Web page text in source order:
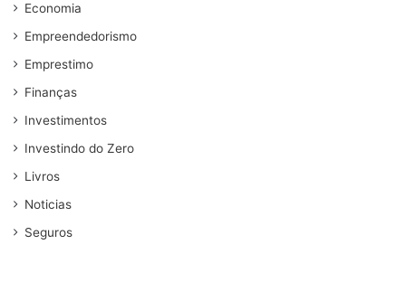
Economia
Empreendedorismo
Emprestimo
Finanças
Investimentos
Investindo do Zero
Livros
Noticias
Seguros